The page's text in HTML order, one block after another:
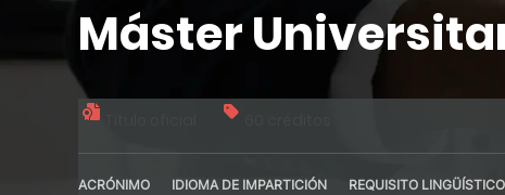
Máster
ACRÓNIMO
IDIOMA DE IMPARTICIÓN
REQUISITO LINGÜÍSTICO